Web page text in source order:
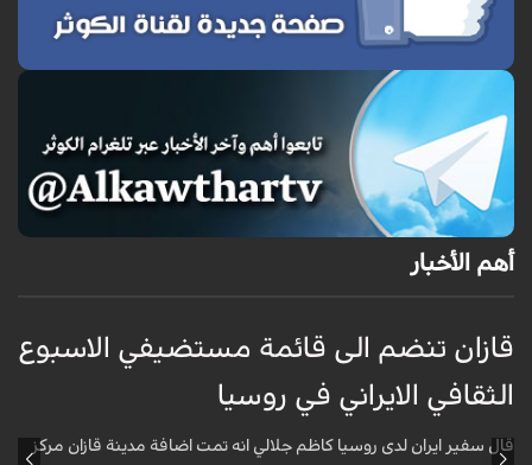
أهم الأخبار
قازان تنضم الى قائمة مستضيفي الاسبوع
الثقافي الايراني في روسيا
قال سفير ايران لدى روسيا كاظم جلالي انه تمت اضافة مدينة قازان مركز